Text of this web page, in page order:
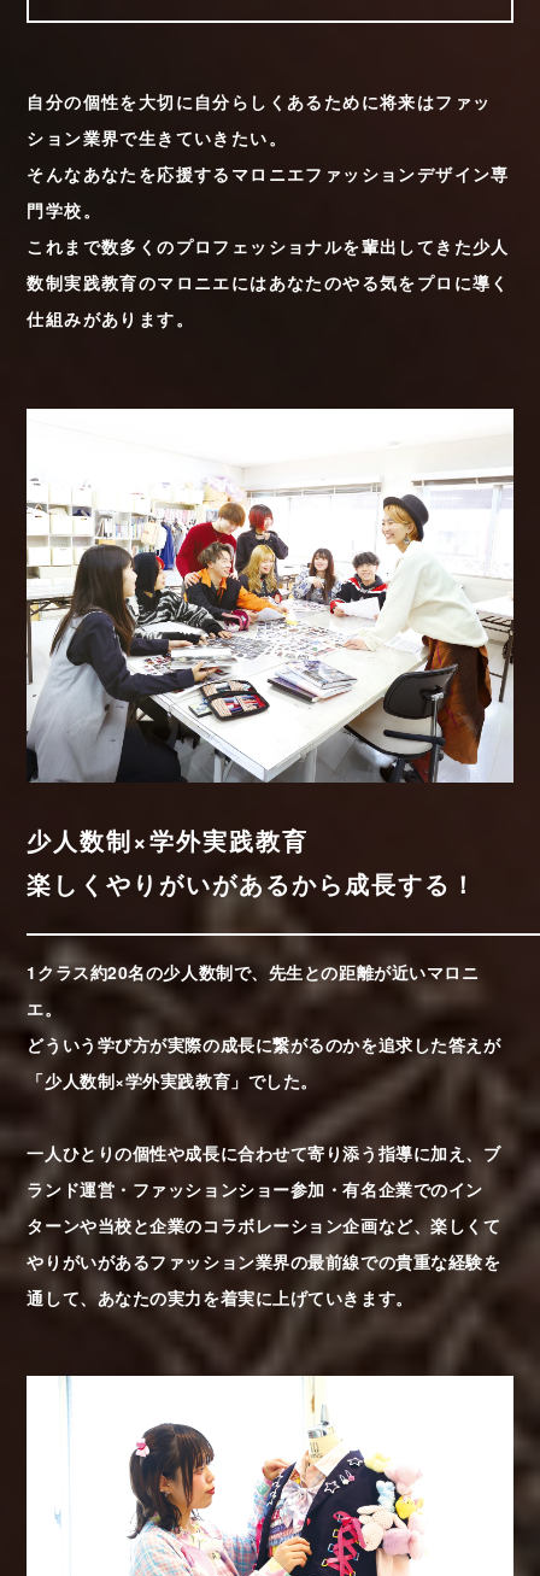
自分の個性を大切に自分らしくあるために将来はファッ
ション業界で生きていきたい。
そんなあなたを応援するマロニエファッションデザイン専
門学校。
これまで数多くのプロフェッショナルを輩出してきた少人
数制実践教育のマロニエにはあなたのやる気をプロに導く
仕組みがあります。
少人数制×学外実践教育
楽しくやりがいがあるから成長する！
1クラス約20名の少人数制で、先生との距離が近いマロニ
エ。
どういう学び方が実際の成長に繋がるのかを追求した答えが
「少人数制×学外実践教育」でした。
一人ひとりの個性や成長に合わせて寄り添う指導に加え、ブ
ランド運営・ファッションショー参加・有名企業でのイン
ターンや当校と企業のコラボレーション企画など、楽しくて
やりがいがあるファッション業界の最前線での貴重な経験を
通して、あなたの実力を着実に上げていきます。